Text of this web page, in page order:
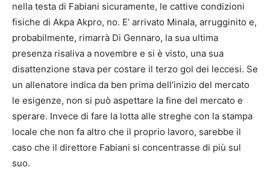
nella testa di Fabiani sicuramente, le cattive condizioni
fisiche di Akpa Akpro, no. E’ arrivato Minala, arrugginito e,
probabilmente, rimarrà Di Gennaro, la sua ultima
presenza risaliva a novembre e si è visto, una sua
disattenzione stava per costare il terzo gol dei leccesi. Se
un allenatore indica da ben prima dell’inizio del mercato
le esigenze, non si può aspettare la fine del mercato e
sperare. Invece di fare la lotta alle streghe con la stampa
locale che non fa altro che il proprio lavoro, sarebbe il
caso che il direttore Fabiani si concentrasse di più sul
suo.